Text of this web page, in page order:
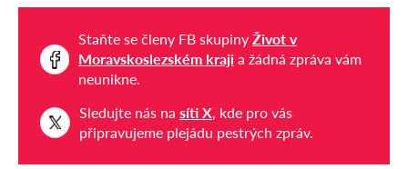
Staňte se členy FB skupiny Život v
Moravskoslezském kraji a žádná zpráva vám
neunikne.
Sledujte nás na síti X, kde pro vás
připravujeme plejádu pestrých zpráv.